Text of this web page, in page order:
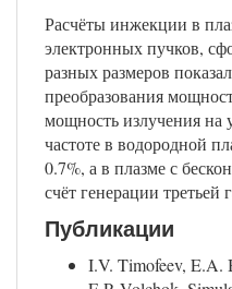
Расчёты инжекции в
электронных пучков,
разных размеров
преобразования
мощность излучения на
частоте в водородной
0.7%, а в плазме с
счёт генерации
Публикации
I.V. Timofeev, E.A.